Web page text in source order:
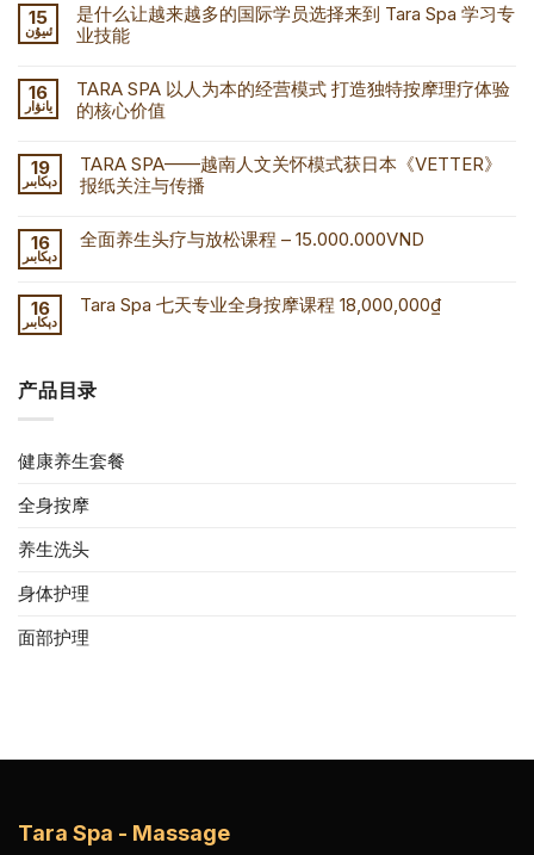
15
ئىيۇن
是什么让越来越多的国际学员选择来到 Tara Spa 学习专
业技能
16
يانۋار
TARA SPA 以人为本的经营模式 打造独特按摩理疗体验
的核心价值
19
دېكابىر
TARA SPA——越南人文关怀模式获日本《VETTER》
报纸关注与传播
16
دېكابىر
全面养生头疗与放松课程 – 15.000.000VND
16
دېكابىر
Tara Spa 七天专业全身按摩课程 18,000,000₫
产品目录
健康养生套餐
全身按摩
养生洗头
身体护理
面部护理
Tara Spa - Massage